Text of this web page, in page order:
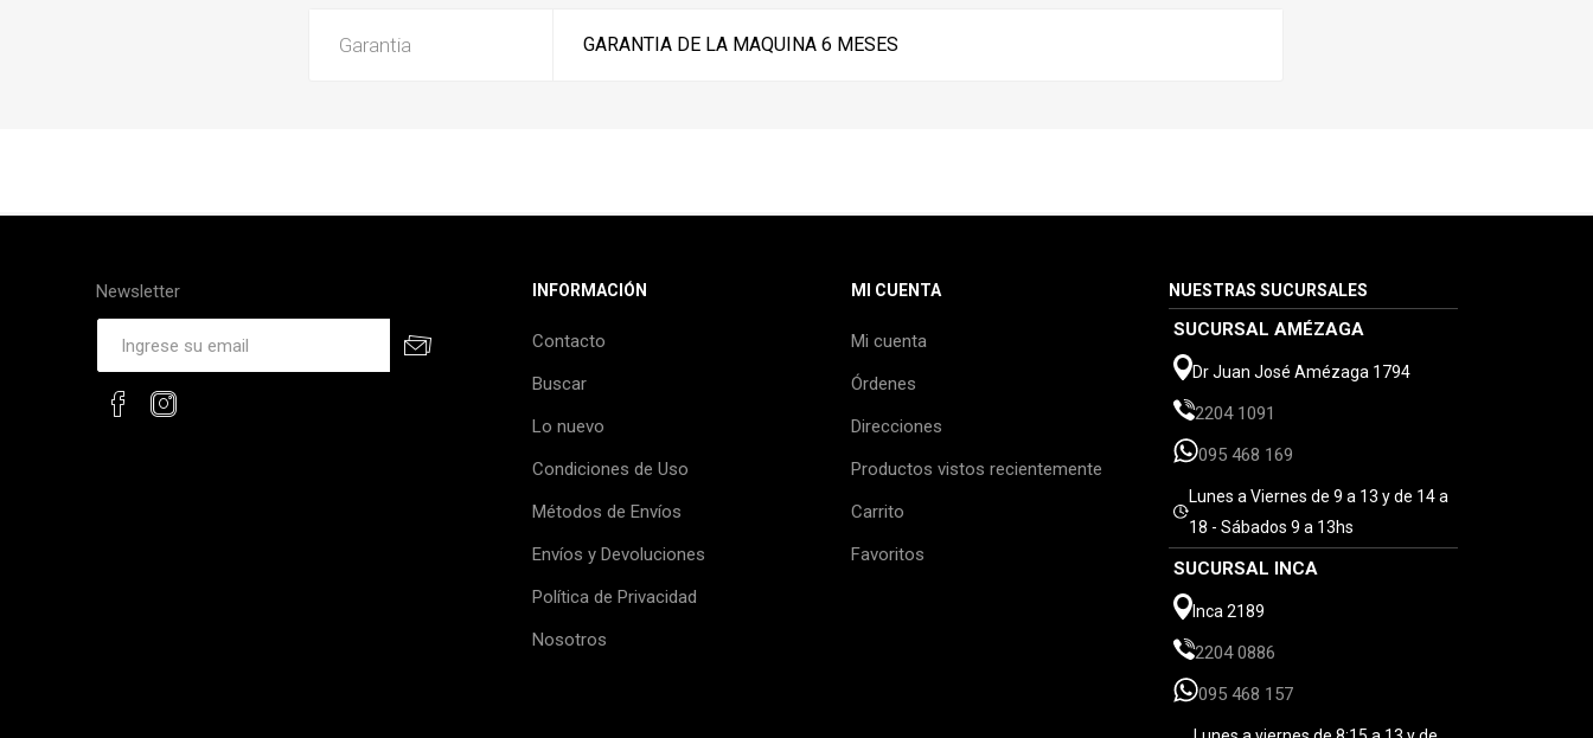
Garantia GARANTIA DE LA MAQUINA 6 MESES
Newsletter INFORMACIÓN
Contacto
Buscar
Lo nuevo
Condiciones de Uso
Métodos de Envíos
Envíos y Devoluciones
Política de Privacidad
Nosotros
MI CUENTA
Mi cuenta
Órdenes
Direcciones
Productos vistos recientemente
Carrito
Favoritos
NUESTRAS SUCURSALES
SUCURSAL AMÉZAGA
Dr Juan José Amézaga 1794
2204 1091
095 468 169
Lunes a Viernes de 9 a 13 y de 14 a
18 - Sábados 9 a 13hs
SUCURSAL INCA
Inca 2189
2204 0886
095 468 157